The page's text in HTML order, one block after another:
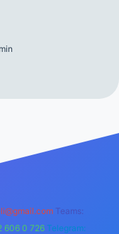
Teams:
606 0 726 Telegram: